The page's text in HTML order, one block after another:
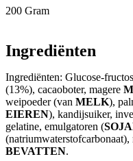
200 Gram
Ingrediënten
Ingrediënten: Glucose-
(13%), cacaoboter, magere
weipoeder (van MELK),
EIEREN), kandijsuiker,
gelatine, emulgatoren (
(natriumwaterstofcarbonaat),
BEVATTEN.